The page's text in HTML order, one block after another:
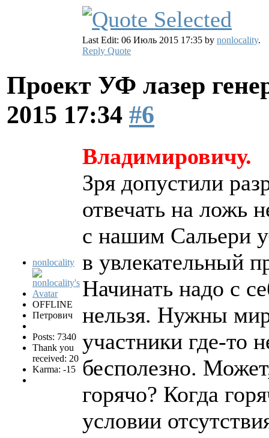
Last Edit: 06 Июль 2015 17:35 by nonlocality.
Reply Quote
Проект УФ лазер
2015 17:34 #6
nonlocality
OFFLINE
Петрович
Posts: 7340
Thank you
received: 20
Karma: -15
Владимировичу.
Зря допустили
отвечать на ложь
с нашим Сальери
в увлекательный
Начинать надо с
нельзя. Нужны
участники где-то
бесполезно.
горячо? Когда
условии